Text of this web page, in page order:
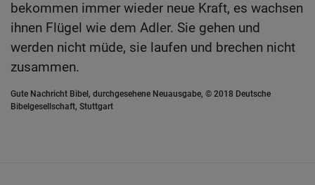
bekommen immer wieder neue Kraft, es wachsen
ihnen Flügel wie dem Adler. Sie gehen und
werden nicht müde, sie laufen und brechen nicht
zusammen.
Gute Nachricht Bibel, durchgesehene Neuausgabe, © 2018 Deutsche
Bibelgesellschaft, Stuttgart